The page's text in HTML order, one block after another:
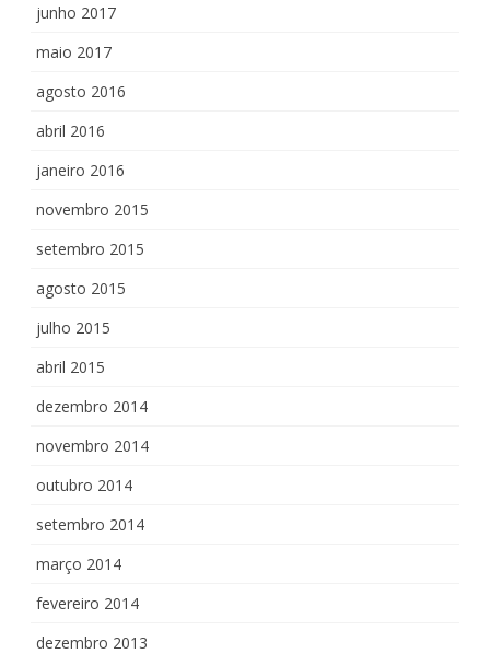
junho 2017
maio 2017
agosto 2016
abril 2016
janeiro 2016
novembro 2015
setembro 2015
agosto 2015
julho 2015
abril 2015
dezembro 2014
novembro 2014
outubro 2014
setembro 2014
março 2014
fevereiro 2014
dezembro 2013